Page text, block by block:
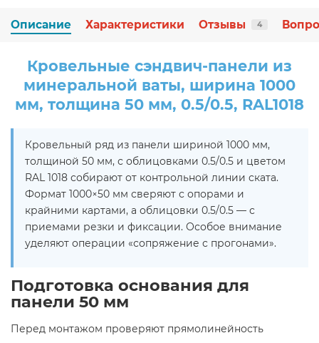
Описание Характеристики Отзывы 4
Кровельные сэндвич-панели из
минеральной ваты, ширина 1000
мм, толщина 50 мм, 0.5/0.5, RAL1018
Кровельный ряд из панели шириной 1000 мм,
толщиной 50 мм, с облицовками 0.5/0.5 и цветом
RAL 1018 собирают от контрольной линии ската.
Формат 1000×50 мм сверяют с опорами и
крайними картами, а облицовки 0.5/0.5 — с
приемами резки и фиксации. Особое внимание
уделяют операции «сопряжение с прогонами».
Подготовка основания для
панели 50 мм
Перед монтажом проверяют прямолинейность